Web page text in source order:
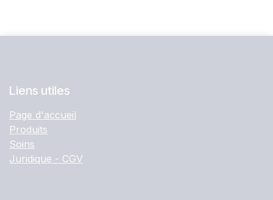
Liens utiles
Page d'accueil
Produits
Soins
Juridique - CGV